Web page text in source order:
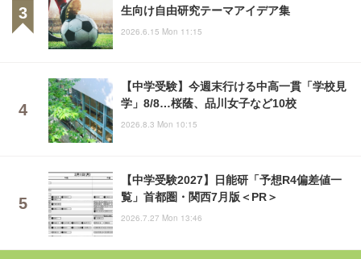
生向け自由研究テーマアイデア集
2026.6.15 Mon 11:15
【中学受験】今週末行ける中高一貫「学校見
学」8/8…桜蔭、品川女子など10校
2026.8.3 Mon 10:15
【中学受験2027】日能研「予想R4偏差値一
覧」首都圏・関西7月版＜PR＞
2026.7.27 Mon 13:46